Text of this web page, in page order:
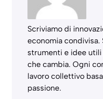
Scriviamo di
economia condivisa.
strumenti e idee
che cambia. Ogni
lavoro collettivo
passione.